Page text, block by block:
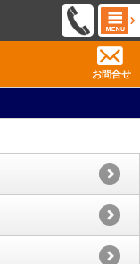
お問合せ